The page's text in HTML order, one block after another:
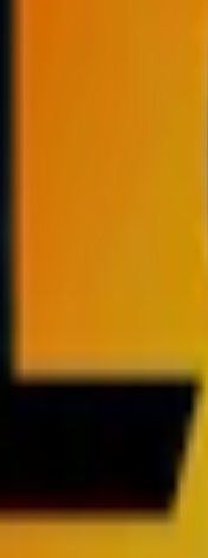
kvar under
smak. Varje prilla
innefattar flera